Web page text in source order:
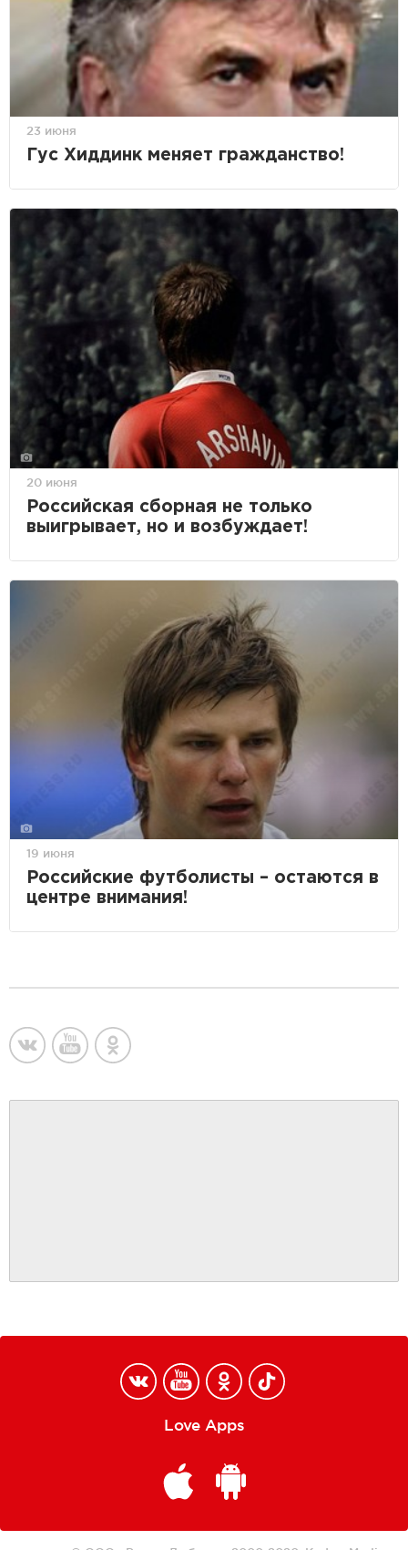
23 июня
Гус Хиддинк меняет гражданство!
20 июня
Российская сборная не только
выигрывает, но и возбуждает!
19 июня
Российские футболисты – остаются в
центре внимания!
Love Apps